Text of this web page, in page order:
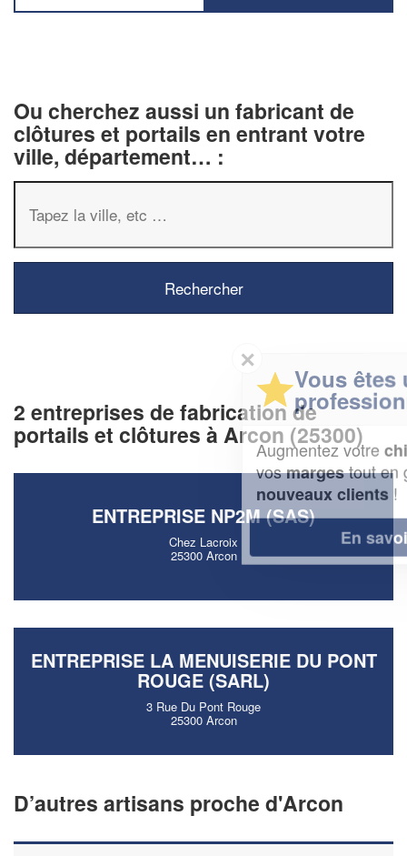
Ou cherchez aussi un fabricant de
clôtures et portails en entrant votre
ville, département… :
2 entreprises de fabrication de
portails et clôtures à Arcon (25300)
ENTREPRISE NP2M (SAS)
Chez Lacroix
25300 Arcon
ENTREPRISE LA MENUISERIE DU PONT
ROUGE (SARL)
3 Rue Du Pont Rouge
25300 Arcon
D’autres artisans proche d'Arcon
Vous êtes un
professionnel ?
Augmentez votrechiffre d'affaireset
vosmargestout en gagnant de
En savoir plus